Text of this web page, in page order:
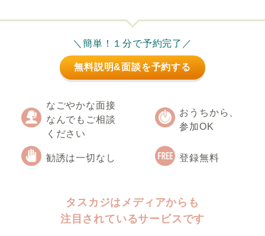
＼簡単！１分で予約完了／
無料説明&面談を予約する
なごやかな面接
なんでもご相談
ください
おうちから、
参加OK
勧誘は一切なし 登録無料
タスカジはメディアからも
注目されているサービスです